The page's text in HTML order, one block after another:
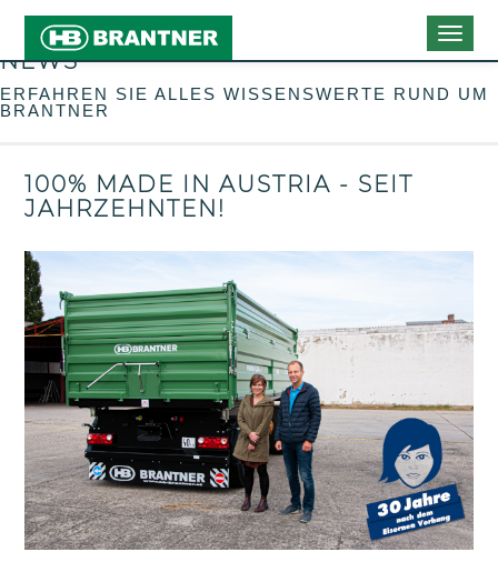
NEWS
ERFAHREN SIE ALLES WISSENSWERTE RUND UM
BRANTNER
100% MADE IN AUSTRIA - SEIT
JAHRZEHNTEN!